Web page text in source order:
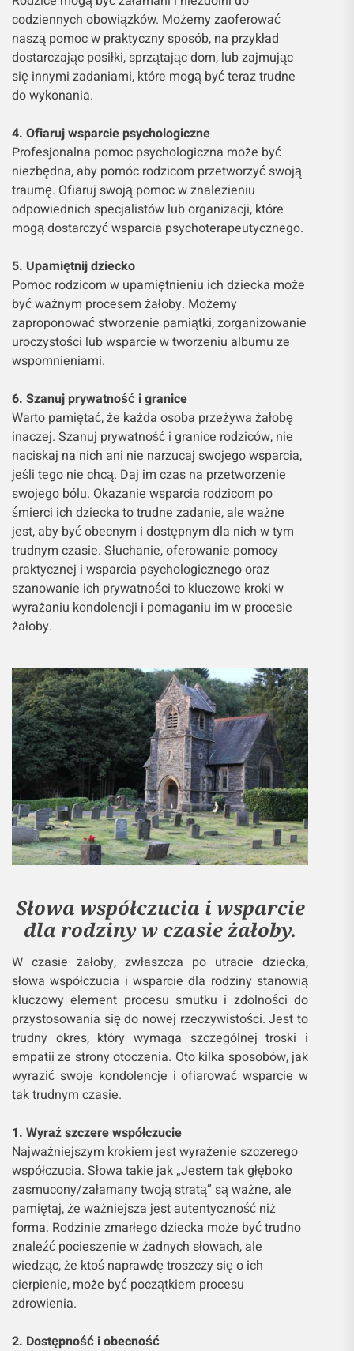
codziennych obowiązków. Możemy zaoferować
naszą pomoc w praktyczny sposób, na przykład
dostarczając posiłki, sprzątając dom, lub zajmując
się innymi zadaniami, które mogą być teraz trudne
do wykonania.
4. Ofiaruj wsparcie psychologiczne
Profesjonalna pomoc psychologiczna może być
niezbędna, aby pomóc rodzicom przetworzyć swoją
traumę. Ofiaruj swoją pomoc w znalezieniu
odpowiednich specjalistów lub organizacji, które
mogą dostarczyć wsparcia psychoterapeutycznego.
5. Upamiętnij dziecko
Pomoc rodzicom w upamiętnieniu ich dziecka może
być ważnym procesem żałoby. Możemy
zaproponować stworzenie pamiątki, zorganizowanie
uroczystości lub wsparcie w tworzeniu albumu ze
wspomnieniami.
6. Szanuj prywatność i granice
Warto pamiętać, że każda osoba przeżywa żałobę
inaczej. Szanuj prywatność i granice rodziców, nie
naciskaj na nich ani nie narzucaj swojego wsparcia,
jeśli tego nie chcą. Daj im czas na przetworzenie
swojego bólu. Okazanie wsparcia rodzicom po
śmierci ich dziecka to trudne zadanie, ale ważne
jest, aby być obecnym i dostępnym dla nich w tym
trudnym czasie. Słuchanie, oferowanie pomocy
praktycznej i wsparcia psychologicznego oraz
szanowanie ich prywatności to kluczowe kroki w
wyrażaniu kondolencji i pomaganiu im w procesie
żałoby.
Słowa współczucia i wsparcie
dla rodziny w czasie żałoby.
W czasie żałoby, zwłaszcza po utracie dziecka,
słowa współczucia i wsparcie dla rodziny stanowią
kluczowy element procesu smutku i zdolności do
przystosowania się do nowej rzeczywistości. Jest to
trudny okres, który wymaga szczególnej troski i
empatii ze strony otoczenia. Oto kilka sposobów, jak
wyrazić swoje kondolencje i ofiarować wsparcie w
tak trudnym czasie.
1. Wyraź szczere współczucie
Najważniejszym krokiem jest wyrażenie szczerego
współczucia. Słowa takie jak „Jestem tak głęboko
zasmucony/załamany twoją stratą” są ważne, ale
pamiętaj, że ważniejsza jest autentyczność niż
forma. Rodzinie zmarłego dziecka może być trudno
znaleźć pocieszenie w żadnych słowach, ale
wiedząc, że ktoś naprawdę troszczy się o ich
cierpienie, może być początkiem procesu
zdrowienia.
2. Dostępność i obecność